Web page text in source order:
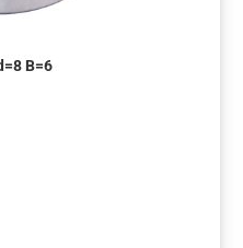
B=6